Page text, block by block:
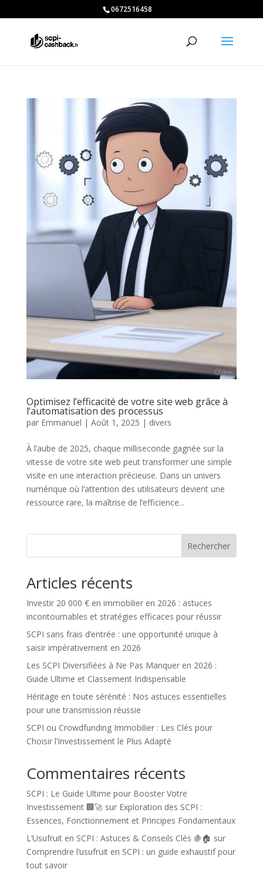
0672516458
Optimisez l’efficacité de votre site web grâce à
l’automatisation des processus
par Emmanuel | Août 1, 2025 | divers
À l’aube de 2025, chaque milliseconde gagnée sur la
vitesse de votre site web peut transformer une simple
visite en une interaction précieuse. Dans un univers
numérique où l’attention des utilisateurs devient une
ressource rare, la maîtrise de l’efficience...
Rechercher
Articles récents
Investir 20 000 € en immobilier en 2026 : astuces
incontournables et stratégies efficaces pour réussir
SCPI sans frais d’entrée : une opportunité unique à
saisir impérativement en 2026
Les SCPI Diversifiées à Ne Pas Manquer en 2026 :
Guide Ultime et Classement Indispensable
Héritage en toute sérénité : Nos astuces essentielles
pour une transmission réussie
SCPI ou Crowdfunding Immobilier : Les Clés pour
Choisir l’Investissement le Plus Adapté
Commentaires récents
SCPI : Le Guide Ultime pour Booster Votre
Investissement 🏢🚀sur Exploration des SCPI :
Essences, Fonctionnement et Principes Fondamentaux
L’Usufruit en SCPI : Astuces & Conseils Clés 🍇🏠 sur
Comprendre l’usufruit en SCPI : un guide exhaustif pour
tout savoir